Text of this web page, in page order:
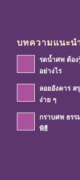
บทความแนะน
รดน้ำศพ ต้อง
อย่างไร
ลอยอังคาร ส
ง่าย ๆ
กราบศพ ธรร
พิธี